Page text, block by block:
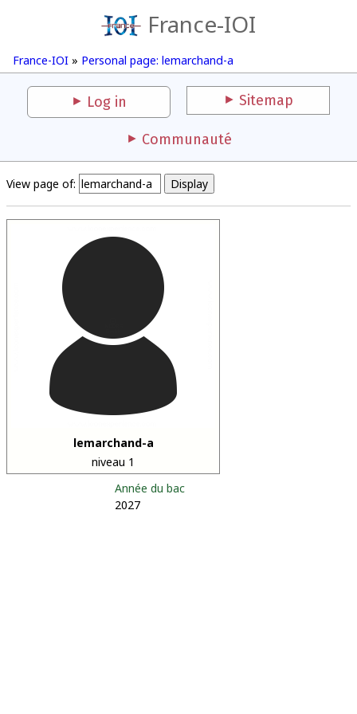
France-IOI
France-IOI » Personal page: lemarchand-a
Log in Sitemap
Communauté
View page of:
lemarchand-a
niveau 1
Année du bac
2027